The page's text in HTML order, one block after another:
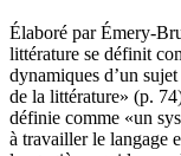
Élaboré par Émery-
littérature se définit
dynamiques d’un
de la littérature» (p.
définie comme «un
à travailler le langage